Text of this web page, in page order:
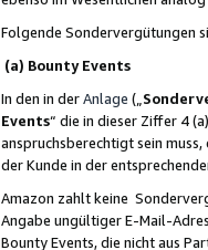
Folgende Sondervergütungen
(a) Bounty Events
In den in derAnlage („
Events“ die in dieser Ziffer 4
anspruchsberechtigt sein
der Kunde in der
Amazon zahlt keine
Angabe ungültiger E-Mail-
Bounty Events, die nicht aus